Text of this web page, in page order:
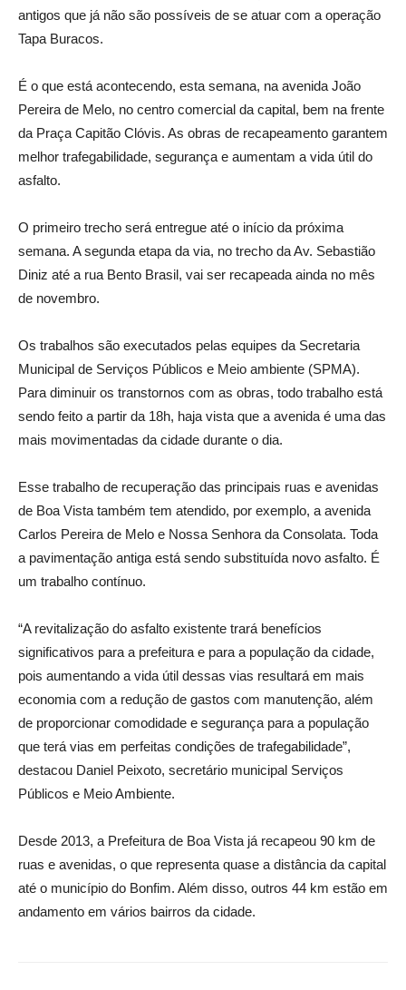
antigos que já não são possíveis de se atuar com a operação
Tapa Buracos.
É o que está acontecendo, esta semana, na avenida João
Pereira de Melo, no centro comercial da capital, bem na frente
da Praça Capitão Clóvis. As obras de recapeamento garantem
melhor trafegabilidade, segurança e aumentam a vida útil do
asfalto.
O primeiro trecho será entregue até o início da próxima
semana. A segunda etapa da via, no trecho da Av. Sebastião
Diniz até a rua Bento Brasil, vai ser recapeada ainda no mês
de novembro.
Os trabalhos são executados pelas equipes da Secretaria
Municipal de Serviços Públicos e Meio ambiente (SPMA).
Para diminuir os transtornos com as obras, todo trabalho está
sendo feito a partir da 18h, haja vista que a avenida é uma das
mais movimentadas da cidade durante o dia.
Esse trabalho de recuperação das principais ruas e avenidas
de Boa Vista também tem atendido, por exemplo, a avenida
Carlos Pereira de Melo e Nossa Senhora da Consolata. Toda
a pavimentação antiga está sendo substituída novo asfalto. É
um trabalho contínuo.
“A revitalização do asfalto existente trará benefícios
significativos para a prefeitura e para a população da cidade,
pois aumentando a vida útil dessas vias resultará em mais
economia com a redução de gastos com manutenção, além
de proporcionar comodidade e segurança para a população
que terá vias em perfeitas condições de trafegabilidade”,
destacou Daniel Peixoto, secretário municipal Serviços
Públicos e Meio Ambiente.
Desde 2013, a Prefeitura de Boa Vista já recapeou 90 km de
ruas e avenidas, o que representa quase a distância da capital
até o município do Bonfim. Além disso, outros 44 km estão em
andamento em vários bairros da cidade.